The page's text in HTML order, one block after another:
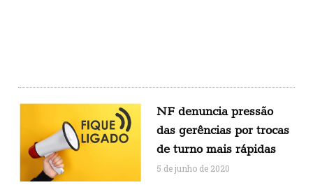
NF denuncia pressão
das gerências por trocas
de turno mais rápidas
5 de junho de 2020